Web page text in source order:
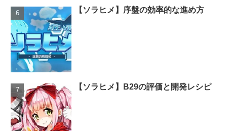
【ソラヒメ】序盤の効率的な進め方
【ソラヒメ】B29の評価と開発レシピ